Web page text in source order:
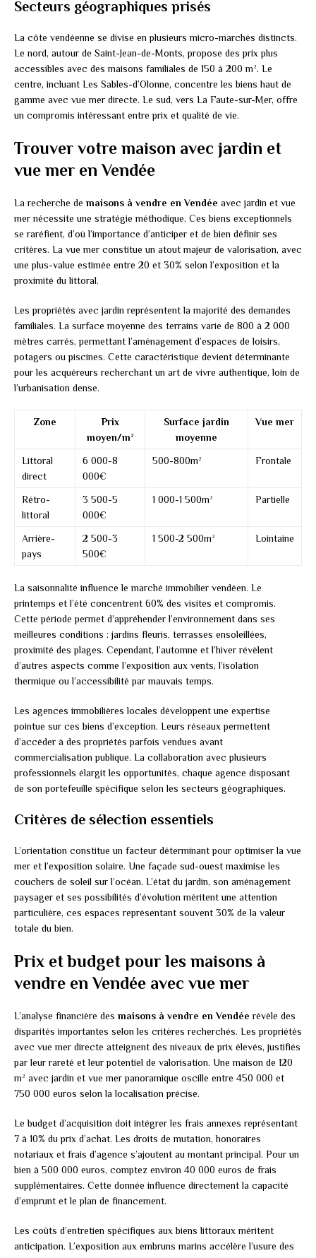
Secteurs géographiques prisés
La côte vendéenne se divise en plusieurs micro-marchés distincts.
Le nord, autour de Saint-Jean-de-Monts, propose des prix plus
accessibles avec des maisons familiales de 150 à 200 m². Le
centre, incluant Les Sables-d’Olonne, concentre les biens haut de
gamme avec vue mer directe. Le sud, vers La Faute-sur-Mer, offre
un compromis intéressant entre prix et qualité de vie.
Trouver votre maison avec jardin et
vue mer en Vendée
La recherche de maisons à vendre en Vendée avec jardin et vue
mer nécessite une stratégie méthodique. Ces biens exceptionnels
se raréfient, d’où l’importance d’anticiper et de bien définir ses
critères. La vue mer constitue un atout majeur de valorisation, avec
une plus-value estimée entre 20 et 30% selon l’exposition et la
proximité du littoral.
Les propriétés avec jardin représentent la majorité des demandes
familiales. La surface moyenne des terrains varie de 800 à 2 000
mètres carrés, permettant l’aménagement d’espaces de loisirs,
potagers ou piscines. Cette caractéristique devient déterminante
pour les acquéreurs recherchant un art de vivre authentique, loin de
l’urbanisation dense.
Zone
Prix
moyen/m²
Surface jardin
moyenne
Vue mer
Littoral
direct
6 000-8
000€
500-800m² Frontale
Rétro-
littoral
3 500-5
000€
1 000-1 500m² Partielle
Arrière-
pays
2 500-3
500€
1 500-2 500m² Lointaine
La saisonnalité influence le marché immobilier vendéen. Le
printemps et l’été concentrent 60% des visites et compromis.
Cette période permet d’appréhender l’environnement dans ses
meilleures conditions : jardins fleuris, terrasses ensoleillées,
proximité des plages. Cependant, l’automne et l’hiver révèlent
d’autres aspects comme l’exposition aux vents, l’isolation
thermique ou l’accessibilité par mauvais temps.
Les agences immobilières locales développent une expertise
pointue sur ces biens d’exception. Leurs réseaux permettent
d’accéder à des propriétés parfois vendues avant
commercialisation publique. La collaboration avec plusieurs
professionnels élargit les opportunités, chaque agence disposant
de son portefeuille spécifique selon les secteurs géographiques.
Critères de sélection essentiels
L’orientation constitue un facteur déterminant pour optimiser la vue
mer et l’exposition solaire. Une façade sud-ouest maximise les
couchers de soleil sur l’océan. L’état du jardin, son aménagement
paysager et ses possibilités d’évolution méritent une attention
particulière, ces espaces représentant souvent 30% de la valeur
totale du bien.
Prix et budget pour les maisons à
vendre en Vendée avec vue mer
L’analyse financière des maisons à vendre en Vendée révèle des
disparités importantes selon les critères recherchés. Les propriétés
avec vue mer directe atteignent des niveaux de prix élevés, justifiés
par leur rareté et leur potentiel de valorisation. Une maison de 120
m² avec jardin et vue mer panoramique oscille entre 450 000 et
750 000 euros selon la localisation précise.
Le budget d’acquisition doit intégrer les frais annexes représentant
7 à 10% du prix d’achat. Les droits de mutation, honoraires
notariaux et frais d’agence s’ajoutent au montant principal. Pour un
bien à 500 000 euros, comptez environ 40 000 euros de frais
supplémentaires. Cette donnée influence directement la capacité
d’emprunt et le plan de financement.
Les coûts d’entretien spécifiques aux biens littoraux méritent
anticipation. L’exposition aux embruns marins accélère l’usure des